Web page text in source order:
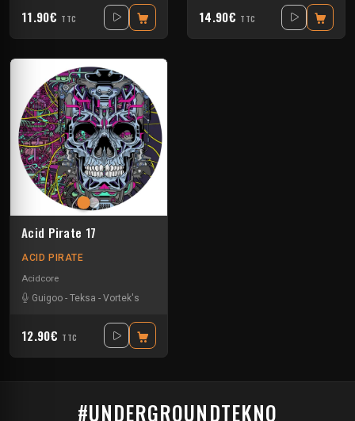
11.90€ TTC 14.90€ TTC
Acid Pirate 17
ACID PIRATE
Acidcore
Guigoo - Teksa - Vortek's
12.90€ TTC
#UNDERGROUNDTEKNO